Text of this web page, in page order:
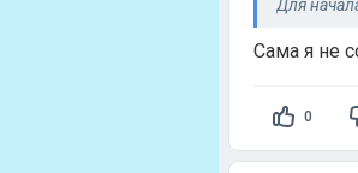
Для
Сама я не
0